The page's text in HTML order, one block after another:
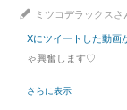
ミツコデラックス
Xにツイートした動画
ゃ興奮します♡
さらに表示